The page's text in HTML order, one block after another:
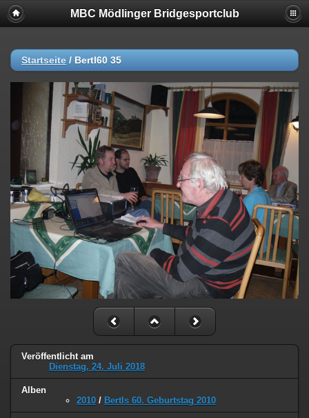
MBC Mödlinger Bridgesportclub
Startseite / Bertl60 35
Veröffentlicht am
Dienstag, 24. Juli 2018
Alben
2010 / Bertls 60. Geburtstag 2010